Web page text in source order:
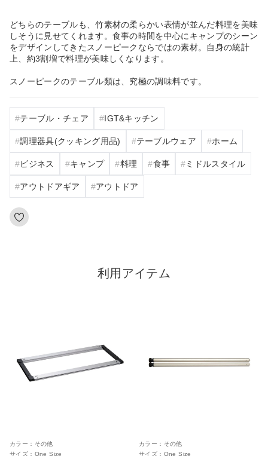
どちらのテーブルも、竹素材の柔らかい表情が並んだ料理を美味
しそうに見せてくれます。食事の時間を中心にキャンプのシーン
をデザインしてきたスノーピークならではの素材。自身の統計
上、約3割増で料理が美味しくなります。
スノーピークのテーブル類は、究極の調味料です。
テーブル・チェア IGT&キッチン
調理器具(クッキング用品) テーブルウェア ホーム
ビジネス キャンプ 料理 食事 ミドルスタイル
アウトドアギア アウトドア
利用アイテム
カラー： その他
サイズ： One Size
カラー： その他
サイズ： One Size